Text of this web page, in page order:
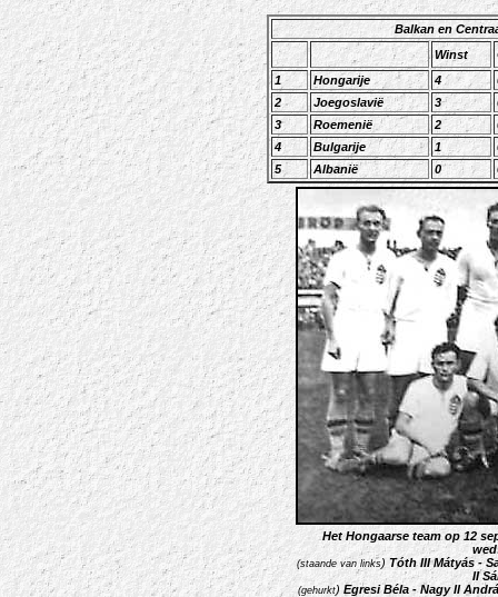
Balkan en
Winst
1
Hongarije 4
2
Joegoslavië 3
3
Roemenië 2
4
Bulgarije 1
5
Albanië 0
Het Hongaarse team op 12
(staande van links) Tóth III Mátyás -
II
(gehurkt) Egresi Béla- Nagy II